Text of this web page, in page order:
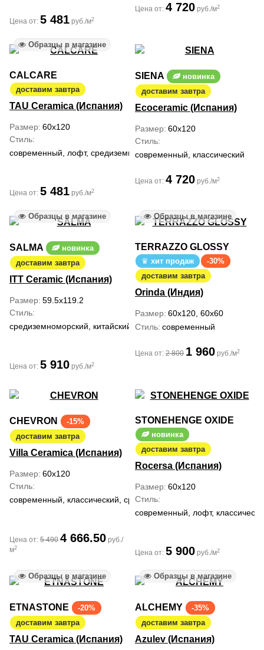
Цена от: 5 481 руб./м2
Цена от: 4 720 руб./м2
Образцы в магазине
CALCARE
доставим завтра
TAU Ceramica (Испания)
Размер 60x120
Стиль
современный, лофт, средиземноморский
Цена от: 5 481 руб./м2
SIENA
новинка
доставим завтра
Ecoceramic (Испания)
Размер 60x120
Стиль
современный, классический
Цена от: 4 720 руб./м2
Образцы в магазине
SALMA
новинка
доставим завтра
ITT Ceramic (Испания)
Размер 59.5x119.2
Стиль
средиземноморский, китайский, ар деко
Цена от: 5 910 руб./м2
Образцы в магазине
TERRAZZO GLOSSY
хит продаж
-30%
доставим завтра
Orinda (Индия)
Размер 60x120, 60x60
Стиль современный
Цена от: 2 800 1 960 руб./м2
CHEVRON
-15%
доставим завтра
Villa Ceramica (Испания)
Размер 60x120
Стиль
современный, классический, средиземноморский
Цена от: 5 490 4 666.50 руб./
м2
STONEHENGE OXIDE
новинка
доставим завтра
Rocersa (Испания)
Размер 60x120
Стиль
современный, лофт,
Цена от: 5 900 руб./м2
Образцы в магазине
ETNASTONE
-20%
доставим завтра
TAU Ceramica (Испания)
Образцы в магазине
ALCHEMY
-35%
доставим завтра
Azulev (Испания)